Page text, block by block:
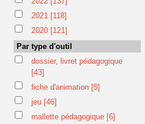
2021 [118]
2020 [121]
Par type d'outil
dossier, livret pédagogique
[43]
fiche d'animation [5]
jeu [46]
mallette pédagogique [6]